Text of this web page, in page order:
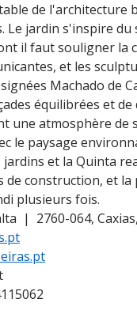
de l'architecture
Le jardin s'inspire du
il faut souligner la
et les
Machado de
équilibrées et
une atmosphère de
le paysage
jardins et la Quinta
de construction, et
plusieurs fois.
| 2760-064,